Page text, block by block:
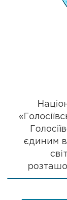
єдиним в